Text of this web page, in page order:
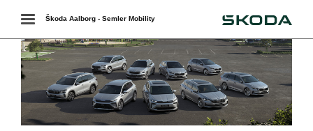
Toggle
navigation
Škoda Aalborg - Semler Mobility